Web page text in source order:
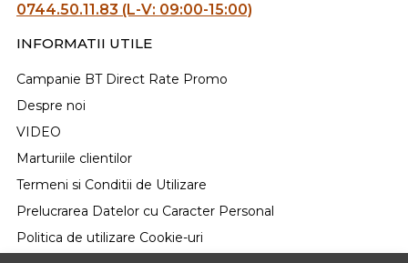
0744.50.11.83 (L-V: 09:00-15:00)
INFORMATII UTILE
Campanie BT Direct Rate Promo
Despre noi
VIDEO
Marturiile clientilor
Termeni si Conditii de Utilizare
Prelucrarea Datelor cu Caracter Personal
Politica de utilizare Cookie-uri